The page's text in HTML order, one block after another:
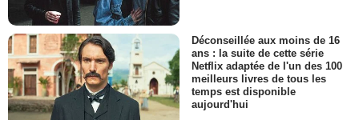
Déconseillée aux moins de 16
ans : la suite de cette série
Netflix adaptée de l'un des 100
meilleurs livres de tous les
temps est disponible
aujourd'hui